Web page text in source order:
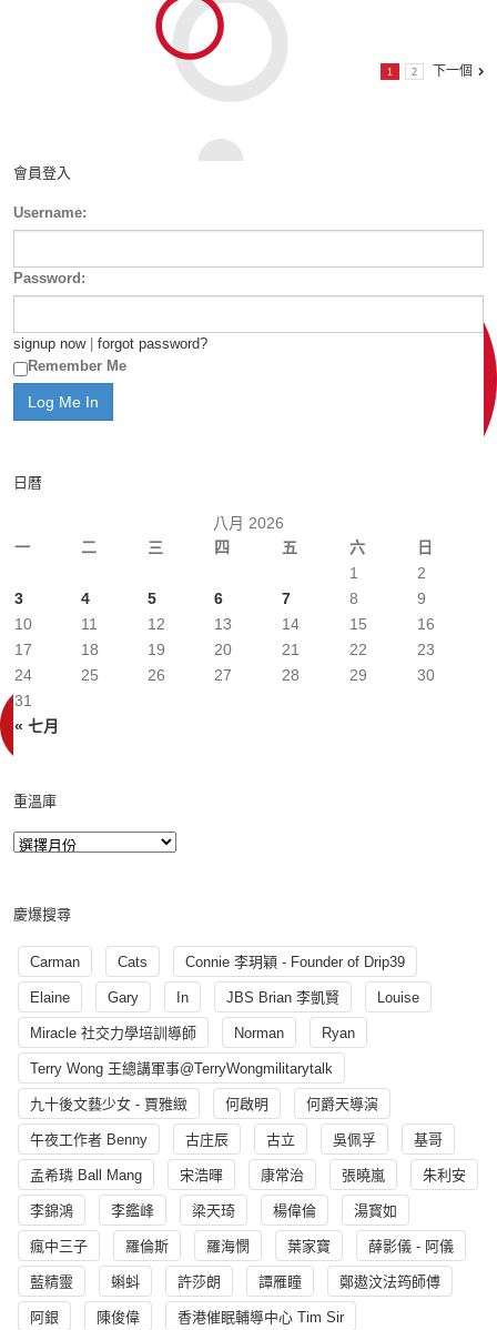
1 2 下一個
會員登入
Username:
Password:
signup now| forgot password?
Remember Me
日曆
八月 2026
一
二 三 四 五 六 日
« 七月
1
2
3
4 5 6 7 8
9
10
11 12 13 14 15
16
17
18 19 20 21 22
23
24
25 26 27 28 29
30
31
重溫庫
慶爆搜尋
Carman Cats Connie 李玥穎 - Founder of Drip39
Elaine Gary In JBS Brian 李凱賢 Louise
Miracle 社交力學培訓導師 Norman Ryan
Terry Wong 王總講軍事@TerryWongmilitarytalk
九十後文藝少女 - 賈雅緻 何啟明 何爵天導演
午夜工作者 Benny 古庄辰 古立 吳佩孚 基哥
孟希璘 Ball Mang 宋浩暉 康常治 張曉嵐 朱利安
李錦鴻 李鑑峰 梁天琦 楊偉倫 湯寳如
瘋中三子 羅倫斯 羅海憫 葉家寶 薛影儀 - 阿儀
藍精靈 蝌蚪 許莎朗 譚雁瞳 鄭遨汶法筠師傅
阿銀 陳俊偉 香港催眠輔導中心 Tim Sir